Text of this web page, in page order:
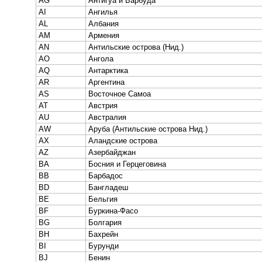
AI
Ангилья
AL
Албания
AM
Армения
AN
Антильские острова (Нид.)
AO
Ангола
AQ
Антарктика
AR
Аргентина
AS
Восточное Самоа
AT
Австрия
AU
Австралия
AW
Аруба (Антильские острова Нид.)
AX
Аландские острова
AZ
Азербайджан
BA
Босния и Герцеговина
BB
Барбадос
BD
Бангладеш
BE
Бельгия
BF
Буркина-Фасо
BG
Болгария
BH
Бахрейн
BI
Бурунди
BJ
Бенин